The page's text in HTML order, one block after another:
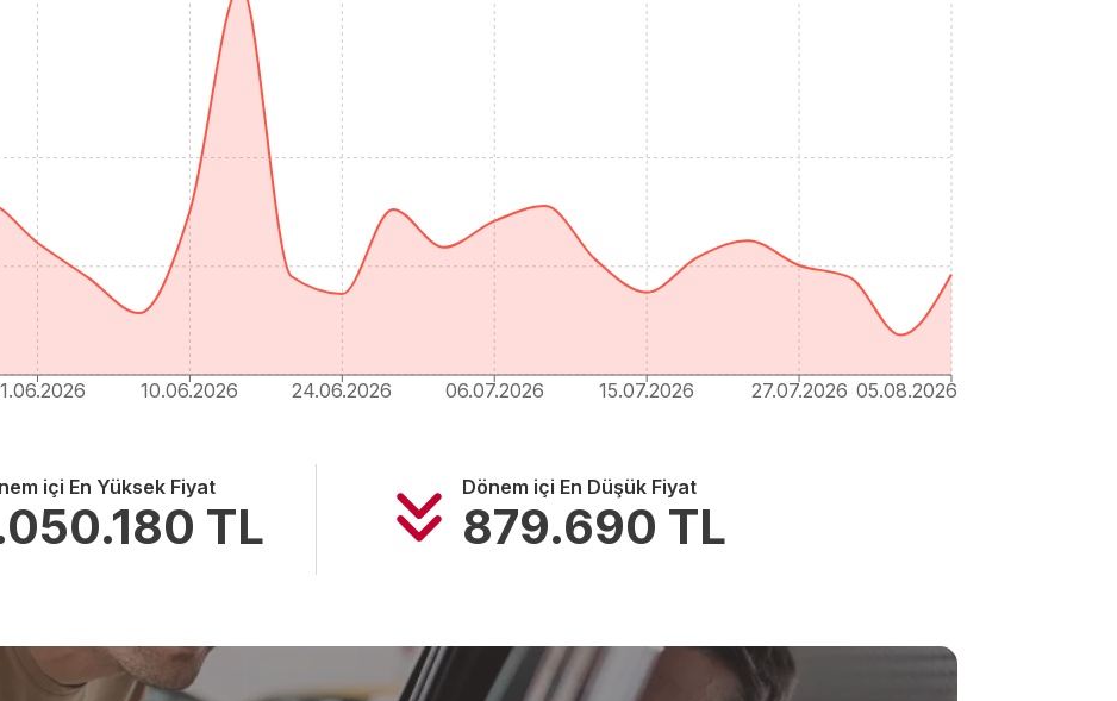
10.06.2026 24.06.2026 06.07.2026 15.07.2026 27.07.2026 05.08.2026
içi En Yüksek Fiyat
TL
Dönem içi En Düşük Fiyat
879.690 TL